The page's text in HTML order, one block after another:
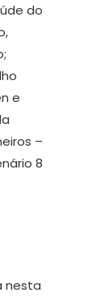
do
e
–
8
nesta